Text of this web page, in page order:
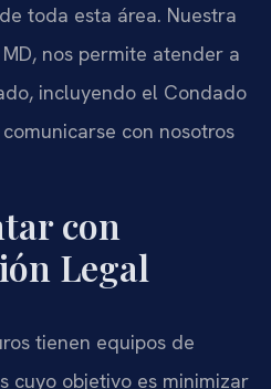
toda esta área. Nuestra
nos permite atender a
incluyendo el Condado
con nosotros
con
Legal
tienen equipos de
cuyo objetivo es minimizar